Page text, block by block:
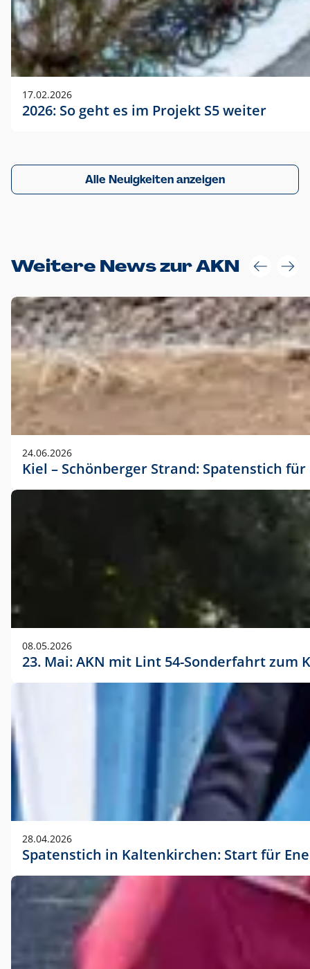
17.02.2026
2026: So geht es im Projekt S5 weiter
Alle Neuigkeiten anzeigen
Weitere News zur AKN
24.06.2026
Kiel – Schönberger Strand: Spatenstich
08.05.2026
23. Mai: AKN mit Lint 54-Sonderfahrt
28.04.2026
Spatenstich in Kaltenkirchen: Start für